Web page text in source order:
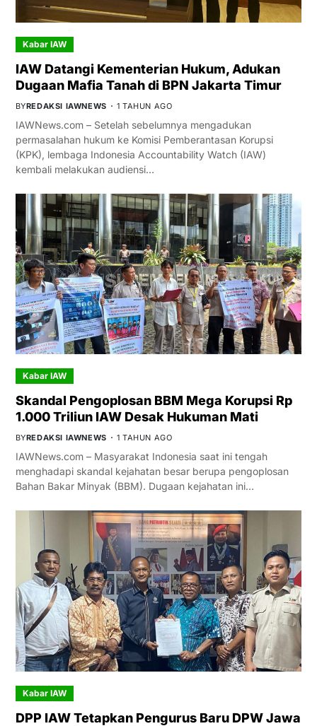
Kabar IAW
IAW Datangi Kementerian Hukum, Adukan
Dugaan Mafia Tanah di BPN Jakarta Timur
BYREDAKSI IAWNEWS 1 TAHUN AGO
IAWNews.com – Setelah sebelumnya mengadukan
permasalahan hukum ke Komisi Pemberantasan Korupsi
(KPK), lembaga Indonesia Accountability Watch (IAW)
kembali melakukan audiensi…
Kabar IAW
Skandal Pengoplosan BBM Mega Korupsi Rp
1.000 Triliun IAW Desak Hukuman Mati
BYREDAKSI IAWNEWS 1 TAHUN AGO
IAWNews.com – Masyarakat Indonesia saat ini tengah
menghadapi skandal kejahatan besar berupa pengoplosan
Bahan Bakar Minyak (BBM). Dugaan kejahatan ini…
Kabar IAW
DPP IAW Tetapkan Pengurus Baru DPW Jawa